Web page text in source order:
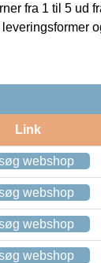
fra 1 til 5 ud
Link
webshop
webshop
webshop
webshop